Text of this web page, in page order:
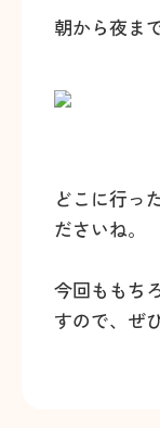
朝から夜ま
どこに行っ
ださいね。
今回ももち
すので、ぜ